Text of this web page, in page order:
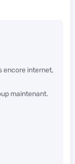
encore internet,
maintenant.